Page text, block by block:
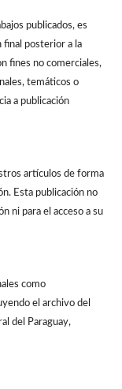
publicados, es
final posterior a la
fines no comerciales,
temáticos o
a publicación
artículos de forma
Esta publicación no
ni para el acceso a su
como
el archivo del
del Paraguay,